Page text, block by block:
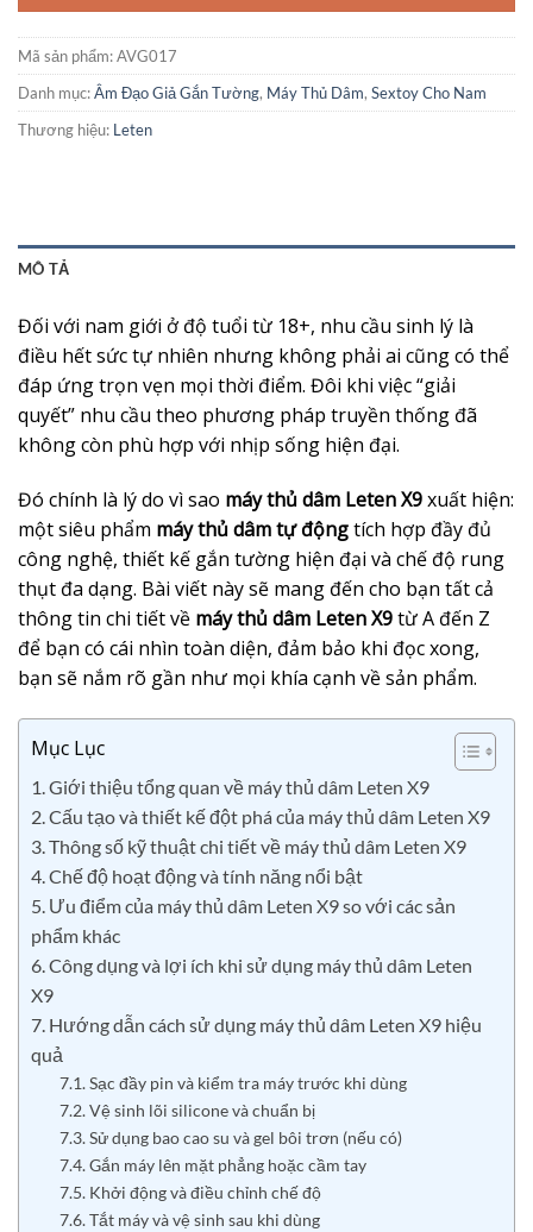
Mã sản phẩm:AVG017
Danh mục:Âm Đạo Giả Gắn Tường, Máy Thủ Dâm, Sextoy Cho Nam
Thương hiệu: Leten
MÔ TẢ
Đối với nam giới ở độ tuổi từ 18+, nhu cầu sinh lý là
điều hết sức tự nhiên nhưng không phải ai cũng có thể
đáp ứng trọn vẹn mọi thời điểm. Đôi khi việc “giải
quyết” nhu cầu theo phương pháp truyền thống đã
không còn phù hợp với nhịp sống hiện đại.
Đó chính là lý do vì sao máy thủ dâm Leten X9xuất hiện:
một siêu phẩm máy thủ dâm tự độngtích hợp đầy đủ
công nghệ, thiết kế gắn tường hiện đại và chế độ rung
thụt đa dạng. Bài viết này sẽ mang đến cho bạn tất cả
thông tin chi tiết về máy thủ dâm Leten X9từ A đến Z
để bạn có cái nhìn toàn diện, đảm bảo khi đọc xong,
bạn sẽ nắm rõ gần như mọi khía cạnh về sản phẩm.
Mục Lục
1. Giới thiệu tổng quan về máy thủ dâm Leten X9
2. Cấu tạo và thiết kế đột phá của máy thủ dâm Leten X9
3. Thông số kỹ thuật chi tiết về máy thủ dâm Leten X9
4. Chế độ hoạt động và tính năng nổi bật
5. Ưu điểm của máy thủ dâm Leten X9 so với các sản
phẩm khác
6. Công dụng và lợi ích khi sử dụng máy thủ dâm Leten
X9
7. Hướng dẫn cách sử dụng máy thủ dâm Leten X9 hiệu
quả
7.1. Sạc đầy pin và kiểm tra máy trước khi dùng
7.2. Vệ sinh lõi silicone và chuẩn bị
7.3. Sử dụng bao cao su và gel bôi trơn (nếu có)
7.4. Gắn máy lên mặt phẳng hoặc cầm tay
7.5. Khởi động và điều chỉnh chế độ
7.6. Tắt máy và vệ sinh sau khi dùng